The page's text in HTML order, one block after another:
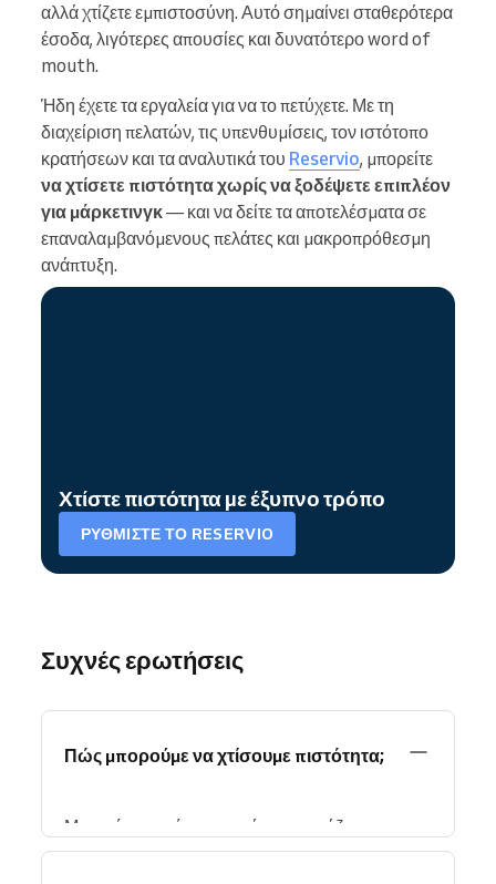
αλλά χτίζετε εμπιστοσύνη. Αυτό σημαίνει σταθερότερα
έσοδα, λιγότερες απουσίες και δυνατότερο word of
mouth.
Ήδη έχετε τα εργαλεία για να το πετύχετε. Με τη
διαχείριση πελατών, τις υπενθυμίσεις, τον ιστότοπο
κρατήσεων και τα αναλυτικά του Reservio, μπορείτε
να χτίσετε πιστότητα χωρίς να ξοδέψετε επιπλέον
για μάρκετινγκ— και να δείτε τα αποτελέσματα σε
επαναλαμβανόμενους πελάτες και μακροπρόθεσμη
ανάπτυξη.
Χτίστε πιστότητα με έξυπνο τρόπο
ΡΥΘΜΊΣΤΕ ΤΟ RESERVIO
Συχνές ερωτήσεις
Πώς μπορούμε να χτίσουμε πιστότητα;
Μπορείτε να χτίσετε πιστότητα εστιάζοντας στην
εμπειρία πελάτη αντί απλώς στη δαπάνη για